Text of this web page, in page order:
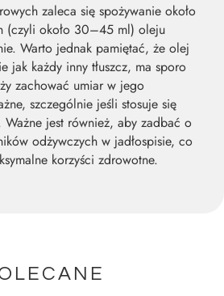
zaleca się spożywanie około
(czyli około 30–45 ml) oleju
Warto jednak pamiętać, że olej
jak każdy inny tłuszcz, ma sporo
zachować umiar w jego
szczególnie jeśli stosuje się
jest również, aby zadbać o
odżywczych w jadłospisie, co
korzyści zdrowotne.